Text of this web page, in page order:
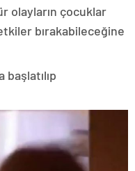
olayların çocuklar
bırakabileceğine